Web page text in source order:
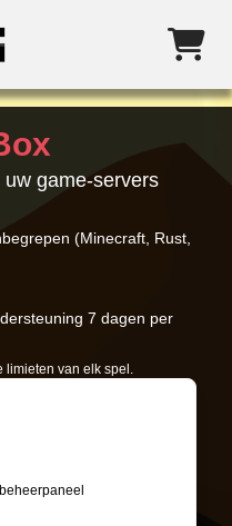
game-servers
(Minecraft, Rust,
7 dagen per
limieten van elk spel.